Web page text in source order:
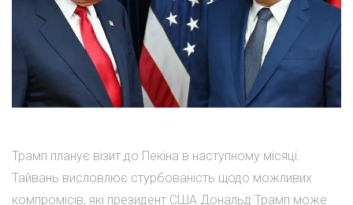
Трамп планує візит до Пекіна в наступному місяці.
Тайвань висловлює стурбованість щодо можливих
компромісів, які президент США Дональд Трамп може